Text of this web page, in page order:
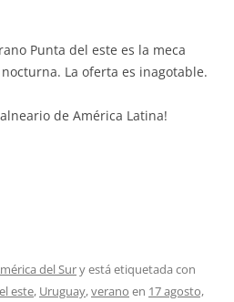
Punta del este es la meca
La oferta es inagotable.
de América Latina!
del Sury está etiquetada con
este, Uruguay,verano en 17 agosto,